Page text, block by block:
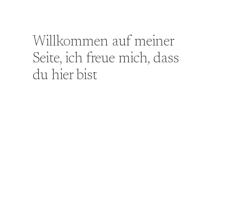
Willkommen auf meiner
Seite, ich freue mich, dass
du hier bist